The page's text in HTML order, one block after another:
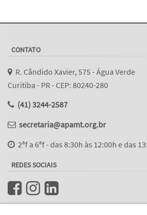
CONTATO
R. Cândido Xavier, 575 - Água Verde
Curitiba - PR - CEP: 80240-280
(41) 3244-2587
secretaria@apamt.org.br
2ªf a 6ªf - das 8:30h às 12:00h e das
REDES SOCIAIS